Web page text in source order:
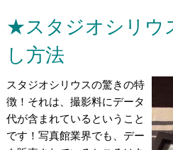
★スタジオシリウ
し方法
スタジオシリウスの驚きの特
徴！それは、撮影料にデータ
代が含まれているということ
です！写真館業界でも、デー